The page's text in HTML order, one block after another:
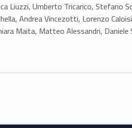
Liuzzi, Umberto Tricarico, Stefano
Andrea Vincezotti, Lorenzo
Maita, Matteo Alessandri, Daniele